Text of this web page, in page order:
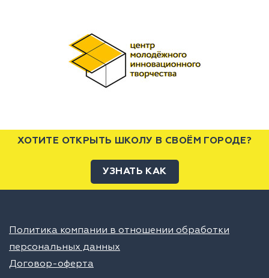
ХОТИТЕ ОТКРЫТЬ ШКОЛУ В СВОЁМ ГОРОДЕ?
УЗНАТЬ КАК
Политика компании в отношении обработки
персональных данных
Договор-оферта